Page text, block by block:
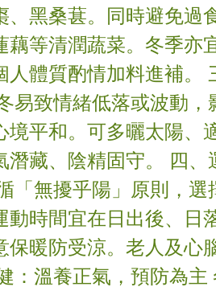
、黑桑葚。同時避免過
等清潤蔬菜。冬季亦
人體質酌情加料進補。
易致情緒低落或波動
平和。可多曬太陽、
潛藏、陰精固守。 四、
「無擾乎陽」原則，選
動時間宜在日出後、日
保暖防受涼。老人及心
：溫養正氣，預防為